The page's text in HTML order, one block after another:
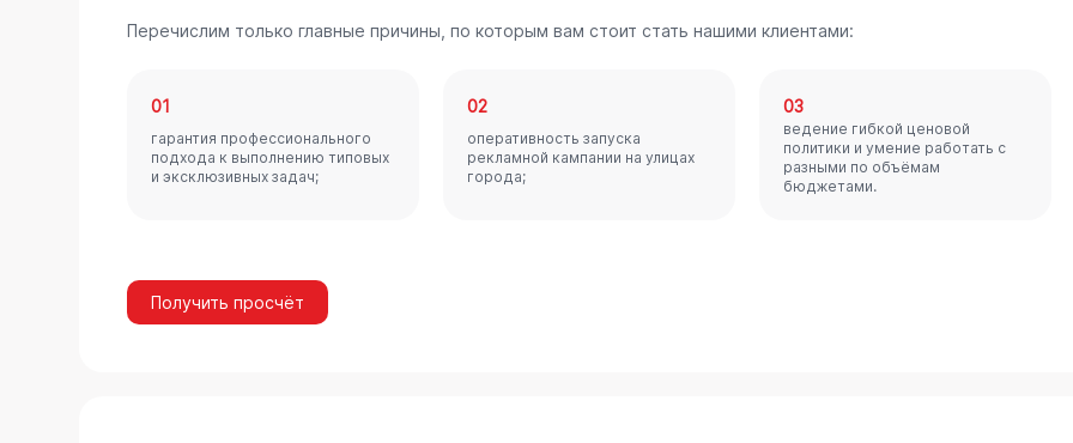
Перечислим только главные причины, по которым вам стоит стать нашими клиентами:
01
гарантия профессионального
подхода к выполнению типовых
и эксклюзивных задач;
02
оперативность запуска
рекламной кампании на улицах
города;
03
ведение гибкой ценовой
политики и умение работать с
разными по объёмам
бюджетами.
Получить просчёт